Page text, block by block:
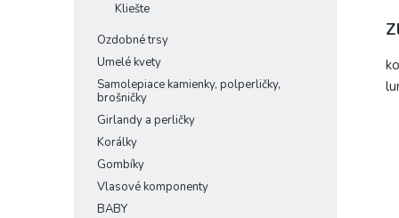
Kliešte
Ozdobné trsy
Umelé kvety
Samolepiace kamienky, polperličky,
brošničky
Girlandy a perličky
Korálky
Gombíky
Vlasové komponenty
BABY